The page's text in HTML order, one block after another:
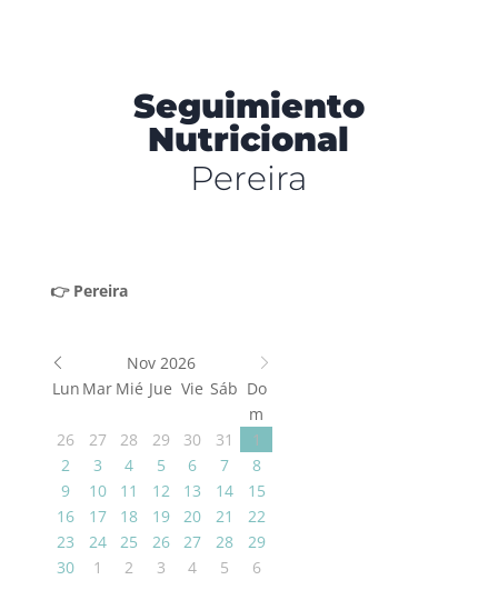
Seguimiento
Nutricional
Pereira
👉 Pereira
Nov 2026
Lun Mar Mié Jue Vie Sáb Do
m
26
27 28 29 30 31
1
2
3 4 5 6 7
8
9
10 11 12 13 14
15
16
17 18 19 20 21
22
23
24 25 26 27 28
29
30
1 2 3 4 5 6